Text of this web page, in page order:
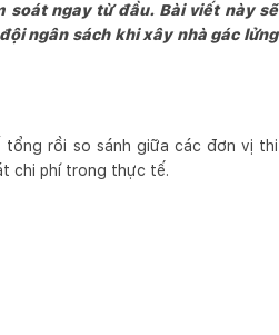
soát ngay từ đầu. Bài viết này sẽ
ngân sách khi xây nhà gác lửng
tổng rồi so sánh giữa các đơn vị thi
chi phí trong thực tế.